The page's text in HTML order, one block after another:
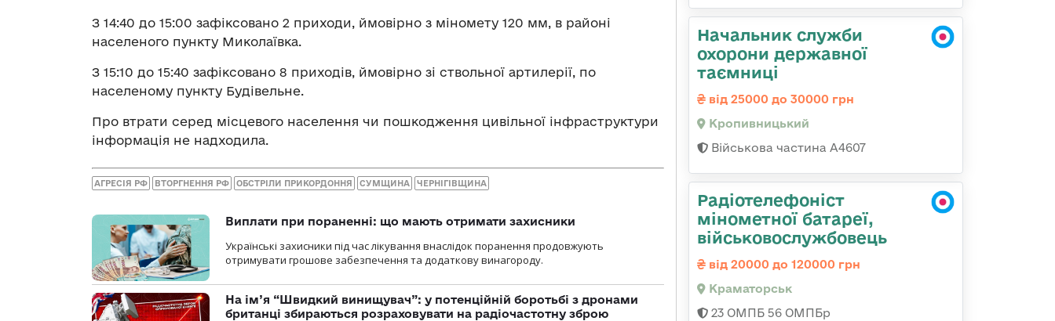
З 14:40 до 15:00 зафіксовано 2 приходи, ймовірно з міномету 120 мм, в районі
населеного пункту Миколаївка.
З 15:10 до 15:40 зафіксовано 8 приходів, ймовірно зі ствольної артилерії, по
населеному пункту Будівельне.
Про втрати серед місцевого населення чи пошкодження цивільної інфраструктури
інформація не надходила.
АГРЕСІЯ РФ ВТОРГНЕННЯ РФ ОБСТРІЛИ ПРИКОРДОННЯ СУМЩИНА ЧЕРНІГІВЩИНА
Виплати при пораненні: що мають отримати захисники
Українські захисники під час лікування внаслідок поранення продовжують
отримувати грошове забезпечення та додаткову винагороду.
На ім’я “Швидкий винищувач”: у потенційній боротьбі з дронами
британці збираються розраховувати на радіочастотну зброю
Начальник служби
охорони державної
таємниці
від 25000 до 30000 грн
Кропивницький
Військова частина А4607
Радіотелефоніст
мінометної батареї,
військовослужбовець
від 20000 до 120000 грн
Краматорськ
23 ОМПБ 56 ОМПБр